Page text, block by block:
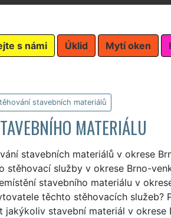
s námi Úklid Mytí oken
stavebních materiálů
MATERIÁLU
stavebních materiálů v okrese
stěhovací služby v okrese Brno-
stavebního materiálu v
těchto stěhovacích služeb?
stavební materiál v okrese